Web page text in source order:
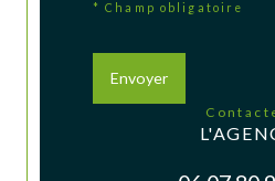
* Champ obligatoire
Envoyer